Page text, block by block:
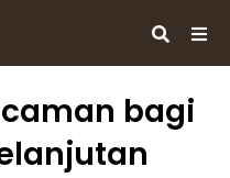
bagi